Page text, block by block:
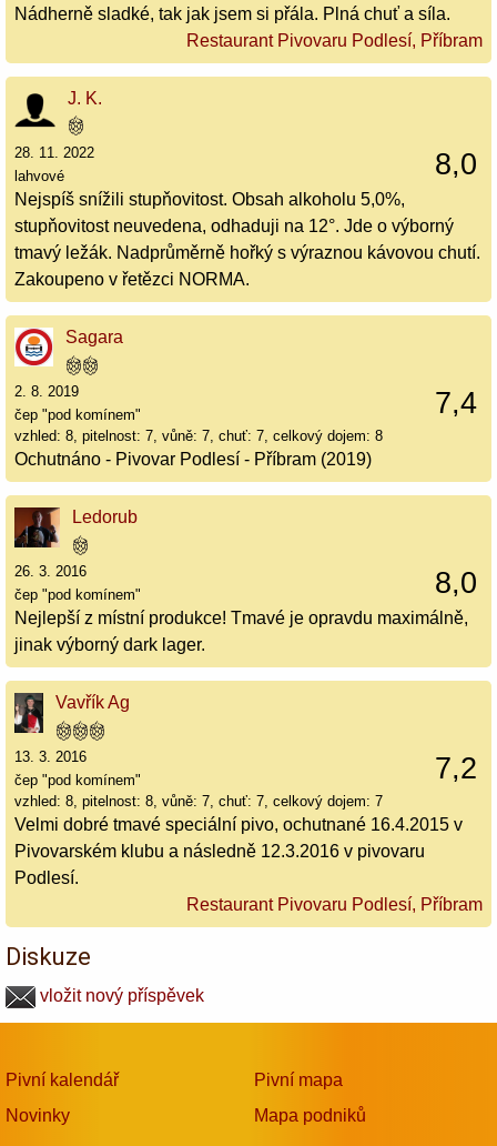
Nádherně sladké, tak jak jsem si přála. Plná chuť a síla.
Restaurant Pivovaru Podlesí, Příbram
J. K.
8,0
28. 11. 2022
lahvové
Nejspíš snížili stupňovitost. Obsah alkoholu 5,0%,
stupňovitost neuvedena, odhaduji na 12°. Jde o výborný
tmavý ležák. Nadprůměrně hořký s výraznou kávovou chutí.
Zakoupeno v řetězci NORMA.
Sagara
7,4
2. 8. 2019
čep "pod komínem"
vzhled: 8, pitelnost: 7, vůně: 7, chuť: 7, celkový dojem: 8
Ochutnáno - Pivovar Podlesí - Příbram (2019)
Ledorub
8,0
26. 3. 2016
čep "pod komínem"
Nejlepší z místní produkce! Tmavé je opravdu maximálně,
jinak výborný dark lager.
Vavřík Ag
7,2
13. 3. 2016
čep "pod komínem"
vzhled: 8, pitelnost: 8, vůně: 7, chuť: 7, celkový dojem: 7
Velmi dobré tmavé speciální pivo, ochutnané 16.4.2015 v
Pivovarském klubu a následně 12.3.2016 v pivovaru
Podlesí.
Restaurant Pivovaru Podlesí, Příbram
Diskuze
vložit nový příspěvek
Pivní kalendář
Novinky
Pivní mapa
Mapa podniků